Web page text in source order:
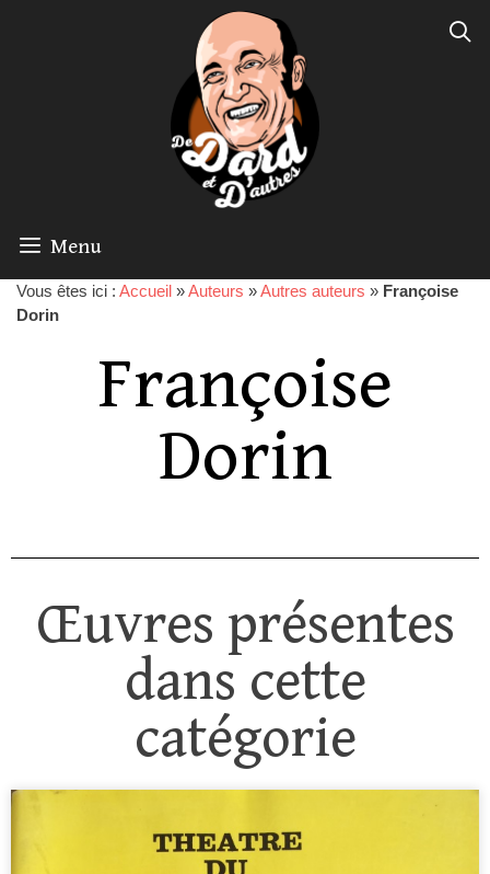
Menu
Vous êtes ici : Accueil »Auteurs »Autres auteurs » Françoise
Dorin
Françoise
Dorin
Œuvres présentes
dans cette
catégorie